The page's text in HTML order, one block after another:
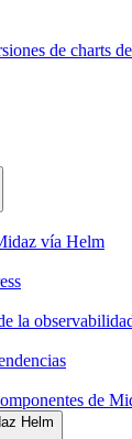
de charts
vía Helm
la
de
Helm